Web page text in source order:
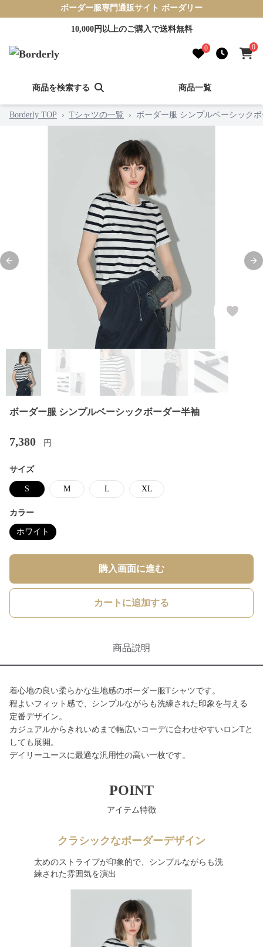
ボーダー服専門通販サイト ボーダリー
10,000円以上のご購入で送料無料
0 0
商品を検索する 商品一覧
Borderly TOP › Tシャツの一覧 › ボーダー服 シンプルベーシック
Previous slide
ボーダー服 シンプルベーシックボーダー半袖
7,380 円
サイズ
S M L XL
カラー
ホワイト
購入画面に進む
カートに追加する
商品説明
着心地の良い柔らかな生地感のボーダー服Tシャツです。
程よいフィット感で、シンプルながらも洗練された印象を与える
定番デザイン。
カジュアルからきれいめまで幅広いコーデに合わせやすいロンTと
しても展開。
デイリーユースに最適な汎用性の高い一枚です。
POINT
アイテム特徴
クラシックなボーダーデザイン
太めのストライプが印象的で、シンプルながらも洗
練された雰囲気を演出